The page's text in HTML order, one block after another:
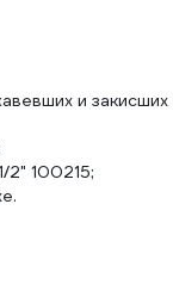
и закисших
2" 100215;